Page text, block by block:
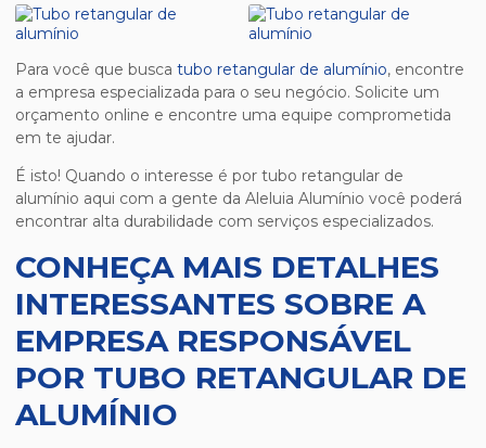
Para você que busca tubo retangular de alumínio, encontre
a empresa especializada para o seu negócio. Solicite um
orçamento online e encontre uma equipe comprometida
em te ajudar.
É isto! Quando o interesse é por tubo retangular de
alumínio aqui com a gente da Aleluia Alumínio você poderá
encontrar alta durabilidade com serviços especializados.
CONHEÇA MAIS DETALHES
INTERESSANTES SOBRE A
EMPRESA RESPONSÁVEL
POR TUBO RETANGULAR DE
ALUMÍNIO